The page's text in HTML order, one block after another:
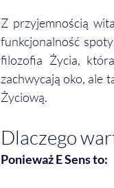
Z przyjemnością
funkcjonalność
filozofia Życia,
zachwycają oko, ale
Życiową.
Dlaczego
Ponieważ E Sens to: